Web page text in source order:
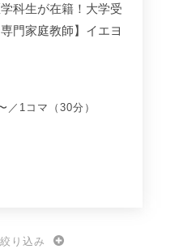
科生が在籍！大学受
門家庭教師】イエヨ
／1コマ（30分）
り込み